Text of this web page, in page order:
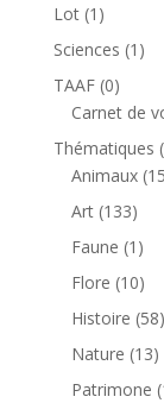
Lot 1 1
produit
Sciences 1 1
TAAF 00
Carnet de
Thématiques
Animaux 15
Art 133133
Faune 1 1
Flore 1010
Histoire 58
Nature 1313
Patrimone